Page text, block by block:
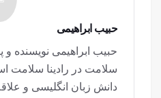
حبیب ابراهیمی
حبیب ابراهیمی نویسنده
سلامت در رادینا سلامت
دانش زبان انگلیسی و